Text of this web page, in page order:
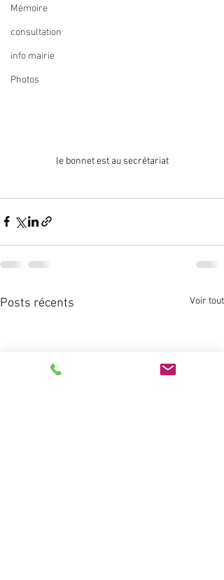
Mémoire
consultation
info mairie
Photos
le bonnet est au secrétariat
Posts récents Voir tout